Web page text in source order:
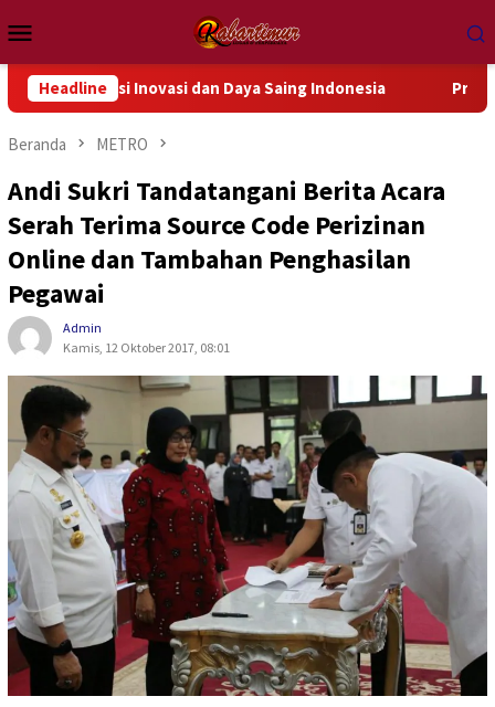
ke
kontenMobile
Headline
Inovasi dan Daya Saing Indonesia Prabowo
Beranda METRO
Andi Sukri Tandatangani Berita Acara
Serah Terima Source Code Perizinan
Online dan Tambahan Penghasilan
Pegawai
Admin
Kamis, 12 Oktober 2017, 08:01